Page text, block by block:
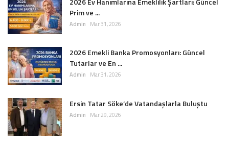
Prim ve ...
Admin Mar 31, 2026
2026 Emekli Banka Promosyonları: Güncel
Tutarlar ve En ...
Admin Mar 31, 2026
Ersin Tatar Söke’de Vatandaşlarla Buluştu
Admin Mar 29, 2026